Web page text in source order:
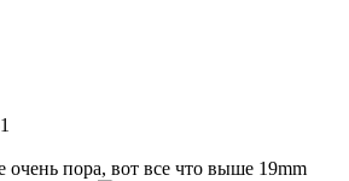
пора, вот все что выше 19mm